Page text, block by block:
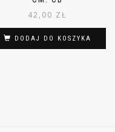
42,00 ZŁ
DODAJ DO KOSZYKA